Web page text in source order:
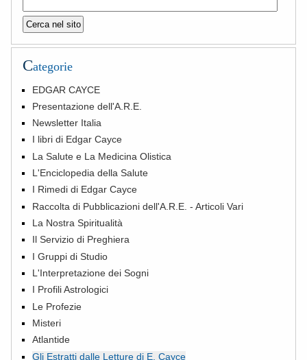
Categorie
EDGAR CAYCE
Presentazione dell'A.R.E.
Newsletter Italia
I libri di Edgar Cayce
La Salute e La Medicina Olistica
L'Enciclopedia della Salute
I Rimedi di Edgar Cayce
Raccolta di Pubblicazioni dell'A.R.E. - Articoli Vari
La Nostra Spiritualità
Il Servizio di Preghiera
I Gruppi di Studio
L'Interpretazione dei Sogni
I Profili Astrologici
Le Profezie
Misteri
Atlantide
Gli Estratti dalle Letture di E. Cayce